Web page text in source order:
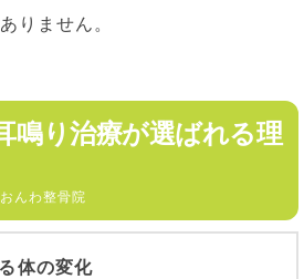
ありません。
鳴り治療が選ばれる理
んわ整骨院
体の変化